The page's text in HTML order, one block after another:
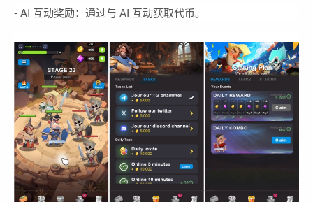
- AI 互动奖励：通过与 AI 互动获取代币。